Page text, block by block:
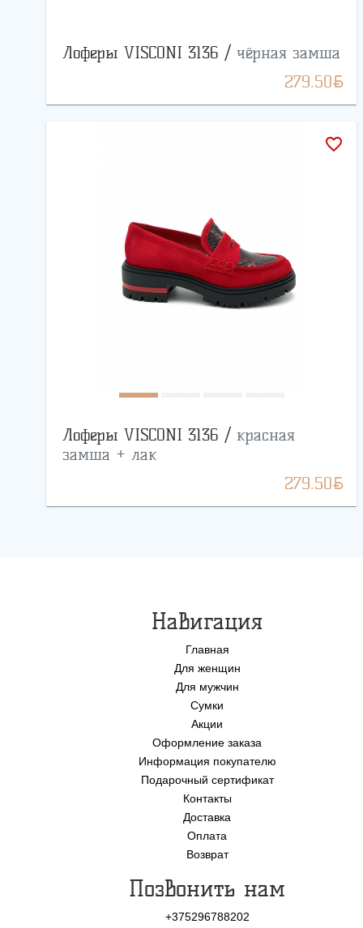
Лоферы VISCONI 3136 / чёрная замша
279.50BYN
favorite_border
Лоферы VISCONI 3136 / красная
замша + лак
279.50BYN
Навигация
Главная
Для женщин
Для мужчин
Сумки
Акции
Оформление заказа
Информация покупателю
Подарочный сертификат
Контакты
Доставка
Оплата
Возврат
Позвонить нам
+375296788202